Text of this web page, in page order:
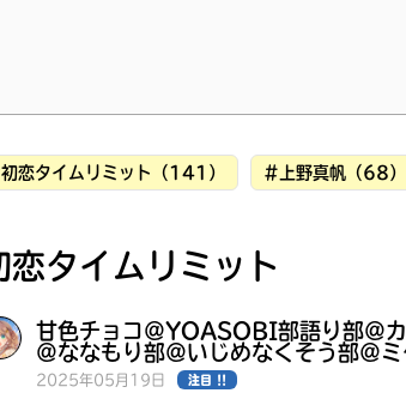
シリーズに
出会える
恋タイムリミット
恋タイムリミット（141） #上野真帆（68）
甘色チョコ＠YOASOBI部語り部＠
＠ななもり部＠いじめなくそう部＠
2025年05月19日 注目 !!